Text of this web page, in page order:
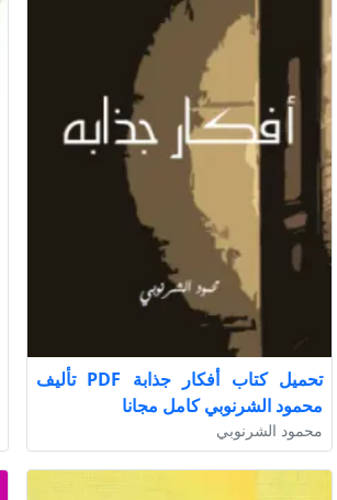
تحميل كتاب أفكار جذابة PDF تأليف
محمود الشرنوبي كامل مجانا
محمود الشرنوبي